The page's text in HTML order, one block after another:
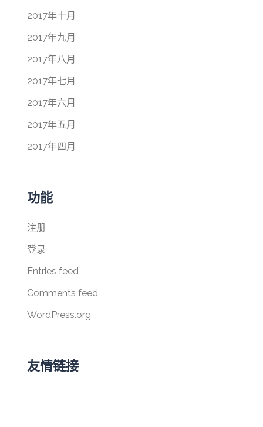
2017年十月
2017年九月
2017年八月
2017年七月
2017年六月
2017年五月
2017年四月
功能
注册
登录
Entries feed
Comments feed
WordPress.org
友情链接